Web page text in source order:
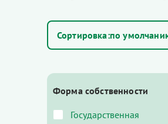
по
Форма собственности
Государственная